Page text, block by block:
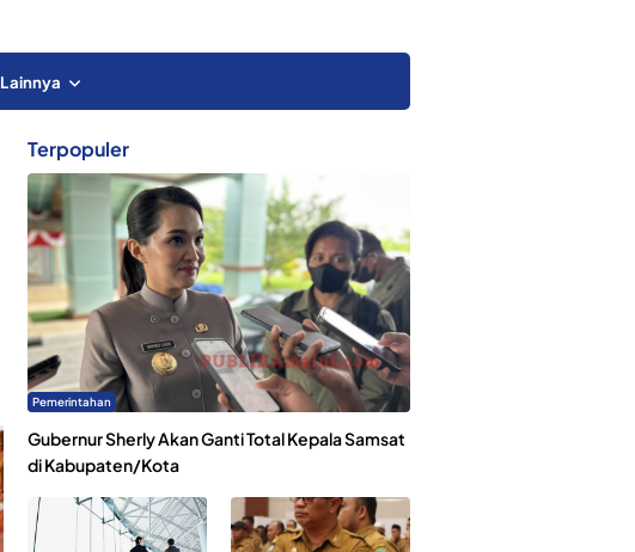
Lainnya
Terpopuler
Pemerintahan
Gubernur Sherly Akan Ganti Total Kepala Samsat
di Kabupaten/Kota